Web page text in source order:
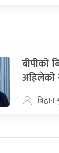
बीपीको
अहिलेको